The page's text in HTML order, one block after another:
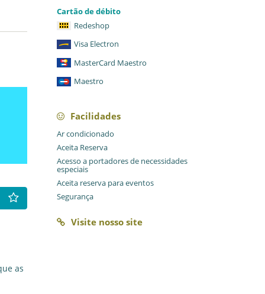
as
Cartão de débito
Redeshop
Visa Electron
MasterCard Maestro
Maestro
Facilidades
Ar condicionado
Aceita Reserva
Acesso a portadores de necessidades
especiais
Aceita reserva para eventos
Segurança
Visite nosso site